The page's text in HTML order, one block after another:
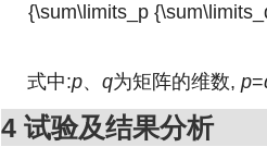
{\sum\limits_p
式中:p、 q为矩阵的维数, p=
4 试验及结果分析